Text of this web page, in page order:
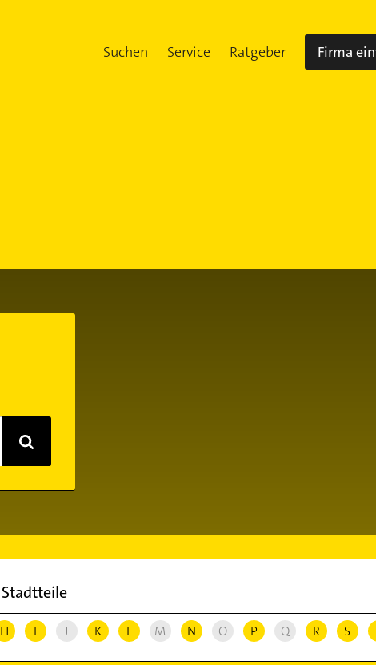
Suchen Service Ratgeber Firma
Stadtteile
H I J K L M N O P Q R S